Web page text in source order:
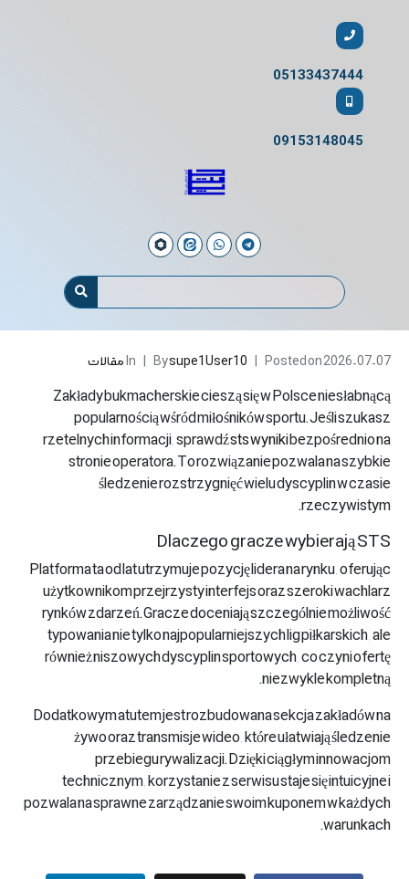
05133437444
09153148045
Posted on2026-07-07
Bysupe1User10
Inمقالات
Zakłady bukmacherskie cieszą się w Polsce niesłabnącą
popularnością wśród miłośników sportu. Jeśli szukasz
rzetelnych informacji, sprawdźsts wynikibezpośrednio na
stronie operatora. To rozwiązanie pozwala na szybkie
śledzenie rozstrzygnięć wielu dyscyplin w czasie
rzeczywistym.
Dlaczego gracze wybierają STS
Platforma ta od lat utrzymuje pozycję lidera na rynku, oferując
użytkownikom przejrzysty interfejs oraz szeroki wachlarz
rynków zdarzeń. Gracze doceniają szczególnie możliwość
typowania nie tylko najpopularniejszych lig piłkarskich, ale
również niszowych dyscyplin sportowych, co czyni ofertę
niezwykle kompletną.
Dodatkowym atutem jest rozbudowana sekcja zakładów na
żywo oraz transmisje wideo, które ułatwiają śledzenie
przebiegu rywalizacji. Dzięki ciągłym innowacjom
technicznym, korzystanie z serwisu staje się intuicyjne i
pozwala na sprawne zarządzanie swoim kuponem w każdych
warunkach.